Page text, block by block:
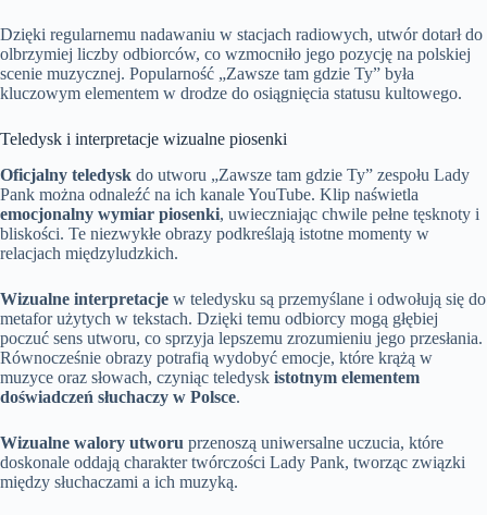
Dzięki regularnemu nadawaniu w stacjach radiowych, utwór dotarł do
olbrzymiej liczby odbiorców, co wzmocniło jego pozycję na polskiej
scenie muzycznej. Popularność „Zawsze tam gdzie Ty” była
kluczowym elementem w drodze do osiągnięcia statusu kultowego.
Teledysk i interpretacje wizualne piosenki
Oficjalny teledysk do utworu „Zawsze tam gdzie Ty” zespołu Lady
Pank można odnaleźć na ich kanale YouTube. Klip naświetla
emocjonalny wymiar piosenki, uwieczniając chwile pełne tęsknoty i
bliskości. Te niezwykłe obrazy podkreślają istotne momenty w
relacjach międzyludzkich.
Wizualne interpretacje w teledysku są przemyślane i odwołują się do
metafor użytych w tekstach. Dzięki temu odbiorcy mogą głębiej
poczuć sens utworu, co sprzyja lepszemu zrozumieniu jego przesłania.
Równocześnie obrazy potrafią wydobyć emocje, które krążą w
muzyce oraz słowach, czyniąc teledysk istotnym elementem
doświadczeń słuchaczy w Polsce.
Wizualne walory utworu przenoszą uniwersalne uczucia, które
doskonale oddają charakter twórczości Lady Pank, tworząc związki
między słuchaczami a ich muzyką.